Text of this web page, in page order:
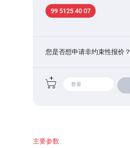
99 5125 40 07
您是否想申请非约束性报价？
主要参数